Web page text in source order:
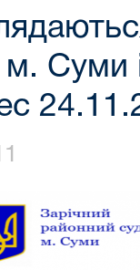
Суми